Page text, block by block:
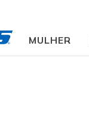
MULHER